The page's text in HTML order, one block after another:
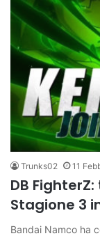
Trunks02 11
DB
Stagione 3
Bandai Namco ha